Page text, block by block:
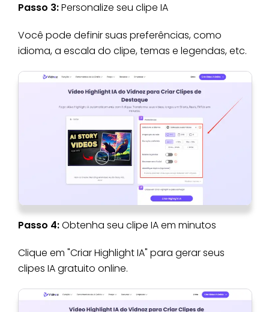
Passo 3:Personalize seu clipe IA
Você pode definir suas preferências, como
idioma, a escala do clipe, temas e legendas, etc.
Passo 4:Obtenha seu clipe IA em minutos
Clique em "Criar Highlight IA" para gerar seus
clipes IA gratuito online.